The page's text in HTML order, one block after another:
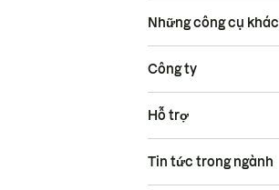
Những công cụ khác
Công ty
Hỗ trợ
Tin tức trong ngành